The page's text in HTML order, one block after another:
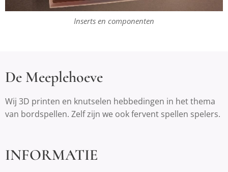
Inserts en componenten
De Meeplehoeve
Wij 3D printen en knutselen hebbedingen in het thema
van bordspellen. Zelf zijn we ook fervent spellen spelers.
INFORMATIE